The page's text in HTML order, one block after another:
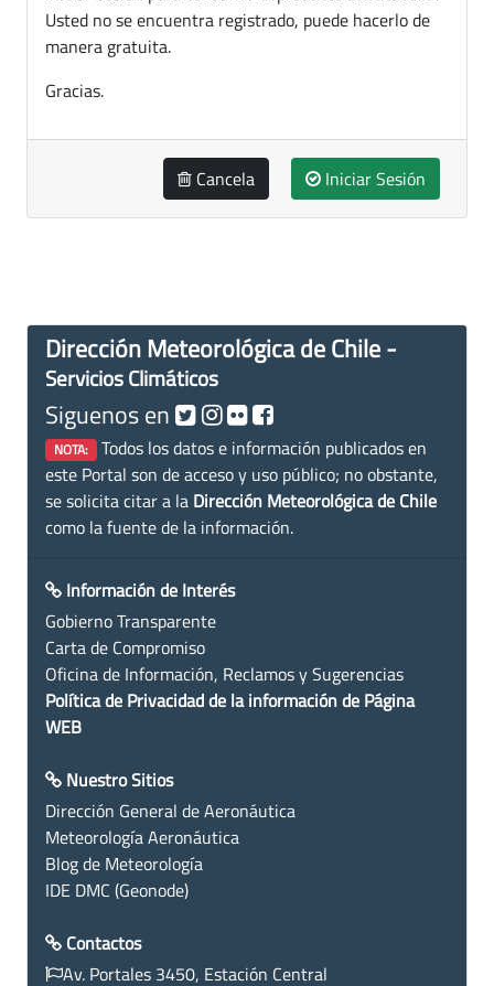
Usted no se encuentra registrado, puede hacerlo de
manera gratuita.
Gracias.
Cancela Iniciar Sesión
Dirección Meteorológica de Chile -
Servicios Climáticos
Siguenos en
NOTA: Todos los datos e información publicados en
este Portal son de acceso y uso público; no obstante,
se solicita citar a la Dirección Meteorológica de Chile
como la fuente de la información.
Información de Interés
Gobierno Transparente
Carta de Compromiso
Oficina de Información, Reclamos y Sugerencias
Política de Privacidad de la información de Página
WEB
Nuestro Sitios
Dirección General de Aeronáutica
Meteorología Aeronáutica
Blog de Meteorología
IDE DMC (Geonode)
Contactos
Av. Portales 3450, Estación Central